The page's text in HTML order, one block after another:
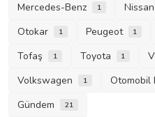
Mercedes-Benz 1 Nissan
Otokar 1 Peugeot 1
Tofaş 1 Toyota 1
Volkswagen 1 Otomobil
Gündem 21